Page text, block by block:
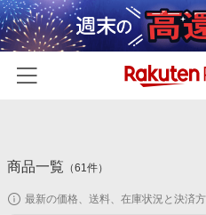
カテゴリー一覧
百貨店・総合ECモール
イベント一覧
商品一覧 （61件）
最新の価格、送料、在庫状況と決済